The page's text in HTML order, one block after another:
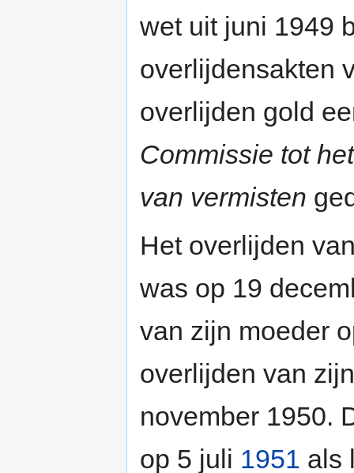
wet uit juni 1949
overlijdensakten
overlijden gold
Commissie tot
van vermisten
Het overlijden
was op 19
van zijn moeder
overlijden van
november 1950.
op 5 juli 1951 als